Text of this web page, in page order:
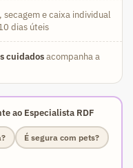
secagem e caixa individual
dias úteis
cuidadosacompanha a
ao Especialista RDF
É segura com pets?